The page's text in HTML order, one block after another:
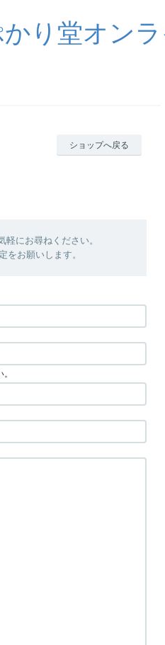
り堂オンラ
ショップへ戻る
にお尋ねください。
をお願いします。